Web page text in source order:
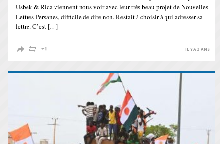
Usbek & Rica viennent nous voir avec leur très beau projet de Nouvelles
Lettres Persanes, difficile de dire non. Restait à choisir à qui adresser sa
lettre. C’est […]
IL Y A 3 ANS